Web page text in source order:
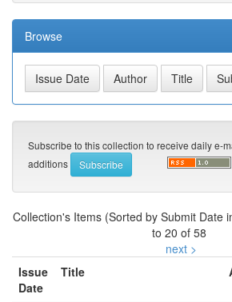
Browse
Subscribe to this collection to receive daily e-
additions
Collection's Items (Sorted by Submit Date
to 20 of 58
next >
Issue
Date
Title